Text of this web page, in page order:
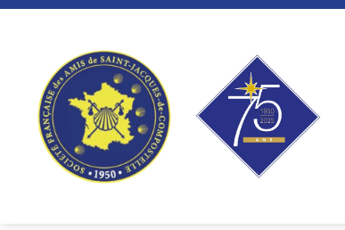
Skip